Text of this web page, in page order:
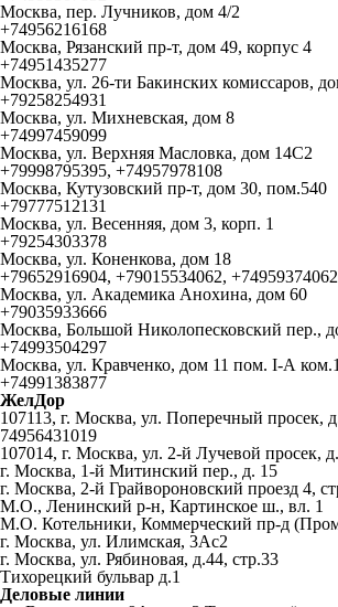
Москва, пер. Лучников, дом 4/2
+74956216168
Москва, Рязанский пр-т, дом 49, корпус 4
+74951435277
Москва, ул. 26-ти Бакинских комиссаров,
+79258254931
Москва, ул. Михневская, дом 8
+74997459099
Москва, ул. Верхняя Масловка, дом 14С2
+79998795395, +74957978108
Москва, Кутузовский пр-т, дом 30, пом.540
+79777512131
Москва, ул. Весенняя, дом 3, корп. 1
+79254303378
Москва, ул. Коненкова, дом 18
+79652916904, +79015534062, +74959374062
Москва, ул. Академика Анохина, дом 60
+79035933666
Москва, Большой Николопесковский пер.,
+74993504297
Москва, ул. Кравченко, дом 11 пом. I-А ком.1
+74991383877
ЖелДор
107113, г. Москва, ул. Поперечный просек,
74956431019
107014, г. Москва, ул. 2-й Лучевой просек,
г. Москва, 1-й Митинский пер., д. 15
г. Москва, 2-й Грайвороновский проезд 4,
М.О., Ленинский р-н, Картинское ш., вл. 1
М.О. Котельники, Коммерческий пр-д
г. Москва, ул. Илимская, 3Ас2
г. Москва, ул. Рябиновая, д.44, стр.33
Тихорецкий бульвар д.1
Деловые линии